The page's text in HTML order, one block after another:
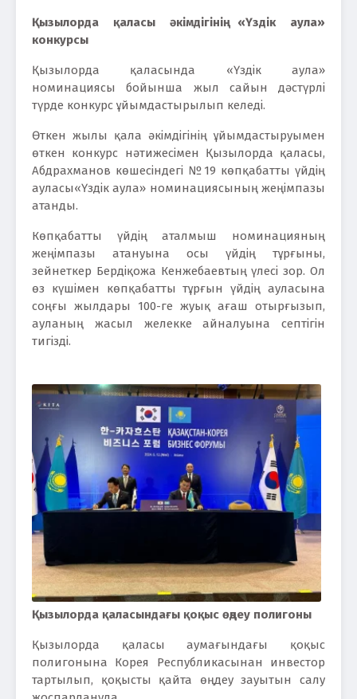
Қызылорда қаласы әкімдігінің «Үздік аула»
конкурсы
Қызылорда қаласында «Үздік аула»
номинациясы бойынша жыл сайын дәстүрлі
түрде конкурс ұйымдастырылып келеді.
Өткен жылы қала әкімдігінің ұйымдастыруымен
өткен конкурс нәтижесімен Қызылорда қаласы,
Абдрахманов көшесіндегі №19 көпқабатты үйдің
ауласы«Үздік аула» номинациясының жеңімпазы
атанды.
Көпқабатты үйдің аталмыш номинацияның
жеңімпазы атануына осы үйдің тұрғыны,
зейнеткер Бердіқожа Кенжебаевтың үлесі зор. Ол
өз күшімен көпқабатты тұрғын үйдің ауласына
соңғы жылдары 100-ге жуық ағаш отырғызып,
ауланың жасыл желекке айналуына септігін
тигізді.
Қызылорда қаласындағы қоқыс өңдеу полигоны
Қызылорда қаласы аумағындағы қоқыс
полигонына Корея Республикасынан инвестор
тартылып, қоқысты қайта өңдеу зауытын салу